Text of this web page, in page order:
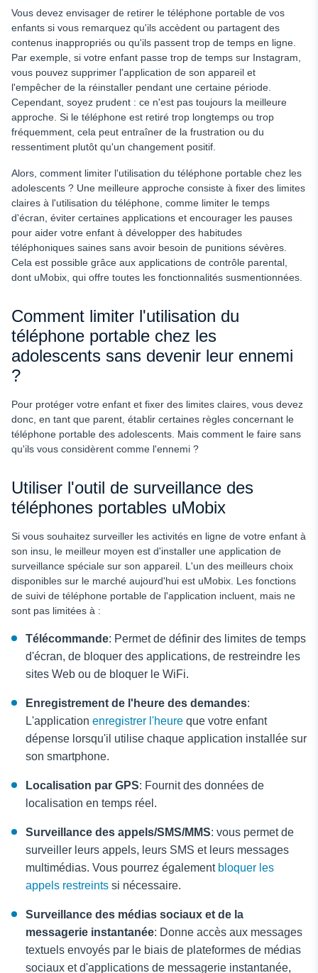
Vous devez envisager de retirer le téléphone portable de vos
enfants si vous remarquez qu'ils accèdent ou partagent des
contenus inappropriés ou qu'ils passent trop de temps en ligne.
Par exemple, si votre enfant passe trop de temps sur Instagram,
vous pouvez supprimer l'application de son appareil et
l'empêcher de la réinstaller pendant une certaine période.
Cependant, soyez prudent : ce n'est pas toujours la meilleure
approche. Si le téléphone est retiré trop longtemps ou trop
fréquemment, cela peut entraîner de la frustration ou du
ressentiment plutôt qu'un changement positif.
Alors, comment limiter l'utilisation du téléphone portable chez les
adolescents ? Une meilleure approche consiste à fixer des limites
claires à l'utilisation du téléphone, comme limiter le temps
d'écran, éviter certaines applications et encourager les pauses
pour aider votre enfant à développer des habitudes
téléphoniques saines sans avoir besoin de punitions sévères.
Cela est possible grâce aux applications de contrôle parental,
dont uMobix, qui offre toutes les fonctionnalités susmentionnées.
Comment limiter l'utilisation du
téléphone portable chez les
adolescents sans devenir leur ennemi
?
Pour protéger votre enfant et fixer des limites claires, vous devez
donc, en tant que parent, établir certaines règles concernant le
téléphone portable des adolescents. Mais comment le faire sans
qu'ils vous considèrent comme l'ennemi ?
Utiliser l'outil de surveillance des
téléphones portables uMobix
Si vous souhaitez surveiller les activités en ligne de votre enfant à
son insu, le meilleur moyen est d'installer une application de
surveillance spéciale sur son appareil. L'un des meilleurs choix
disponibles sur le marché aujourd'hui est uMobix. Les fonctions
de suivi de téléphone portable de l'application incluent, mais ne
sont pas limitées à :
Télécommande: Permet de définir des limites de temps
d'écran, de bloquer des applications, de restreindre les
sites Web ou de bloquer le WiFi.
Enregistrement de l'heure des demandes:
L'application enregistrer l'heure que votre enfant
dépense lorsqu'il utilise chaque application installée sur
son smartphone.
Localisation par GPS: Fournit des données de
localisation en temps réel.
Surveillance des appels/SMS/MMS: vous permet de
surveiller leurs appels, leurs SMS et leurs messages
multimédias. Vous pourrez également bloquer les
appels restreints si nécessaire.
Surveillance des médias sociaux et de la
messagerie instantanée: Donne accès aux messages
textuels envoyés par le biais de plateformes de médias
sociaux et d'applications de messagerie instantanée,